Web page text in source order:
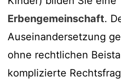
Erbengemeinschaft.
Auseinandersetzung
ohne rechtlichen
komplizierte